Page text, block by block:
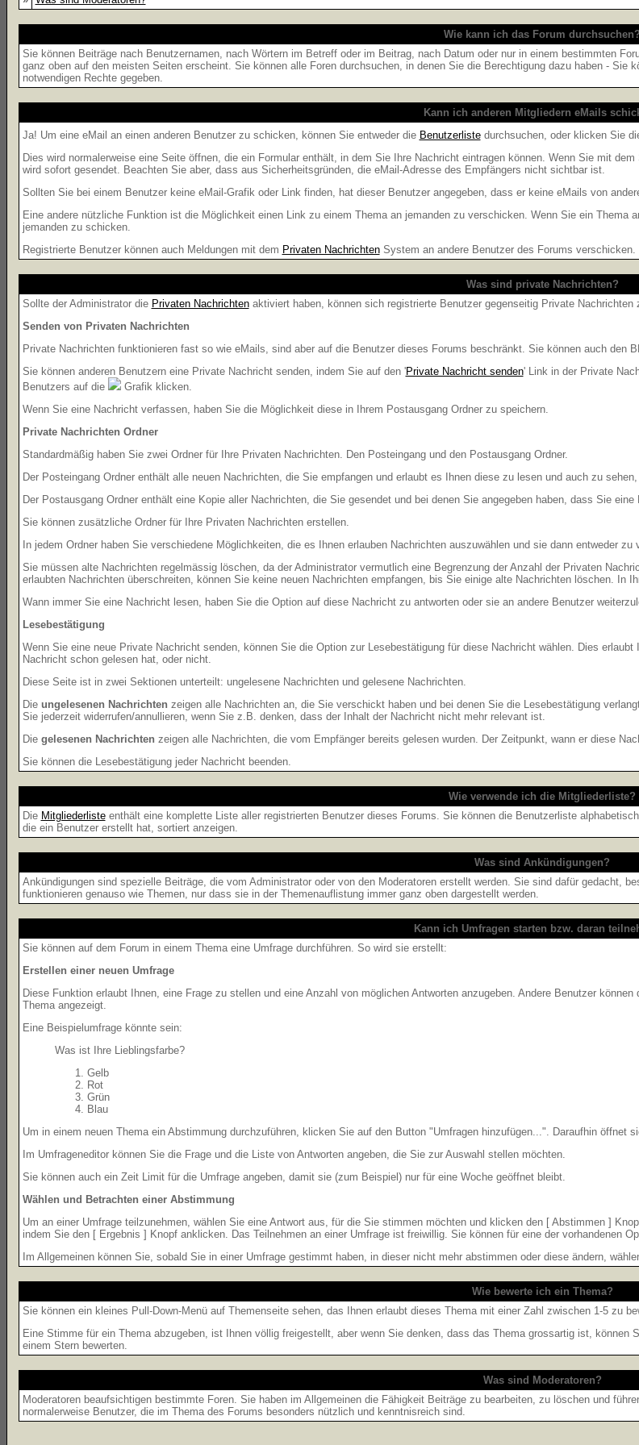
Wie kann ich das Forum durchsuchen?
Sie können Beiträge nach Benutzernamen, nach Wörtern im Betreff oder im Beitrag, nach Datum oder nur in einem bestimmten
ganz oben auf den meisten Seiten erscheint. Sie können alle Foren durchsuchen, in denen Sie die Berechtigung dazu haben -
notwendigen Rechte gegeben.
Kann ich anderen Mitgliedern eMails
Ja! Um eine eMail an einen anderen Benutzer zu schicken, können Sie entweder die Benutzerlistedurchsuchen, oder klicken Sie
Dies wird normalerweise eine Seite öffnen, die ein Formular enthält, in dem Sie Ihre Nachricht eintragen können. Wenn Sie mit
wird sofort gesendet. Beachten Sie aber, dass aus Sicherheitsgründen, die eMail-Adresse des Empfängers nicht sichtbar ist.
Sollten Sie bei einem Benutzer keine eMail-Grafik oder Link finden, hat dieser Benutzer angegeben, dass er keine eMails von
Eine andere nützliche Funktion ist die Möglichkeit einen Link zu einem Thema an jemanden zu verschicken. Wenn Sie ein
jemanden zu schicken.
Registrierte Benutzer können auch Meldungen mit dem Privaten NachrichtenSystem an andere Benutzer des Forums
Was sind private Nachrichten?
Sollte der Administrator die Privaten Nachrichtenaktiviert haben, können sich registrierte Benutzer gegenseitig Private Nachrichten
Senden von Privaten Nachrichten
Private Nachrichten funktionieren fast so wie eMails, sind aber auf die Benutzer dieses Forums beschränkt. Sie können auch den
Sie können anderen Benutzern eine Private Nachricht senden, indem Sie auf den 'Private Nachricht senden' Link in der Private
Benutzers auf die
Grafik klicken.
Wenn Sie eine Nachricht verfassen, haben Sie die Möglichkeit diese in Ihrem Postausgang Ordner zu speichern.
Private Nachrichten Ordner
Standardmäßig haben Sie zwei Ordner für Ihre Privaten Nachrichten. Den Posteingang und den Postausgang Ordner.
Der Posteingang Ordner enthält alle neuen Nachrichten, die Sie empfangen und erlaubt es Ihnen diese zu lesen und auch zu
Der Postausgang Ordner enthält eine Kopie aller Nachrichten, die Sie gesendet und bei denen Sie angegeben haben, dass Sie
Sie können zusätzliche Ordner für Ihre Privaten Nachrichten erstellen.
In jedem Ordner haben Sie verschiedene Möglichkeiten, die es Ihnen erlauben Nachrichten auszuwählen und sie dann entweder
Sie müssen alte Nachrichten regelmässig löschen, da der Administrator vermutlich eine Begrenzung der Anzahl der Privaten
erlaubten Nachrichten überschreiten, können Sie keine neuen Nachrichten empfangen, bis Sie einige alte Nachrichten löschen. In
Wann immer Sie eine Nachricht lesen, haben Sie die Option auf diese Nachricht zu antworten oder sie an andere Benutzer
Lesebestätigung
Wenn Sie eine neue Private Nachricht senden, können Sie die Option zur Lesebestätigung für diese Nachricht wählen. Dies
Nachricht schon gelesen hat, oder nicht.
Diese Seite ist in zwei Sektionen unterteilt: ungelesene Nachrichten und gelesene Nachrichten.
Die ungelesenen Nachrichten zeigen alle Nachrichten an, die Sie verschickt haben und bei denen Sie die Lesebestätigung
Sie jederzeit widerrufen/annullieren, wenn Sie z.B. denken, dass der Inhalt der Nachricht nicht mehr relevant ist.
Die gelesenen Nachrichten zeigen alle Nachrichten, die vom Empfänger bereits gelesen wurden. Der Zeitpunkt, wann er diese
Sie können die Lesebestätigung jeder Nachricht beenden.
Wie verwende ich die Mitgliederliste?
Die Mitgliederlisteenthält eine komplette Liste aller registrierten Benutzer dieses Forums. Sie können die Benutzerliste
die ein Benutzer erstellt hat, sortiert anzeigen.
Was sind Ankündigungen?
Ankündigungen sind spezielle Beiträge, die vom Administrator oder von den Moderatoren erstellt werden. Sie sind dafür gedacht,
funktionieren genauso wie Themen, nur dass sie in der Themenauflistung immer ganz oben dargestellt werden.
Kann ich Umfragen starten bzw. daran
Sie können auf dem Forum in einem Thema eine Umfrage durchführen. So wird sie erstellt:
Erstellen einer neuen Umfrage
Diese Funktion erlaubt Ihnen, eine Frage zu stellen und eine Anzahl von möglichen Antworten anzugeben. Andere Benutzer
Thema angezeigt.
Eine Beispielumfrage könnte sein:
Was ist Ihre Lieblingsfarbe?
Gelb
Rot
Grün
Blau
Um in einem neuen Thema ein Abstimmung durchzuführen, klicken Sie auf den Button "Umfragen hinzufügen...". Daraufhin öffnet
Im Umfrageneditor können Sie die Frage und die Liste von Antworten angeben, die Sie zur Auswahl stellen möchten.
Sie können auch ein Zeit Limit für die Umfrage angeben, damit sie (zum Beispiel) nur für eine Woche geöffnet bleibt.
Wählen und Betrachten einer Abstimmung
Um an einer Umfrage teilzunehmen, wählen Sie eine Antwort aus, für die Sie stimmen möchten und klicken den [ Abstimmen ]
indem Sie den [ Ergebnis ] Knopf anklicken. Das Teilnehmen an einer Umfrage ist freiwillig. Sie können für eine der vorhandenen
Im Allgemeinen können Sie, sobald Sie in einer Umfrage gestimmt haben, in dieser nicht mehr abstimmen oder diese ändern,
Wie bewerte ich ein Thema?
Sie können ein kleines Pull-Down-Menü auf Themenseite sehen, das Ihnen erlaubt dieses Thema mit einer Zahl zwischen 1-5 zu
Eine Stimme für ein Thema abzugeben, ist Ihnen völlig freigestellt, aber wenn Sie denken, dass das Thema grossartig ist,
einem Stern bewerten.
Was sind Moderatoren?
Moderatoren beaufsichtigen bestimmte Foren. Sie haben im Allgemeinen die Fähigkeit Beiträge zu bearbeiten, zu löschen und
normalerweise Benutzer, die im Thema des Forums besonders nützlich und kenntnisreich sind.